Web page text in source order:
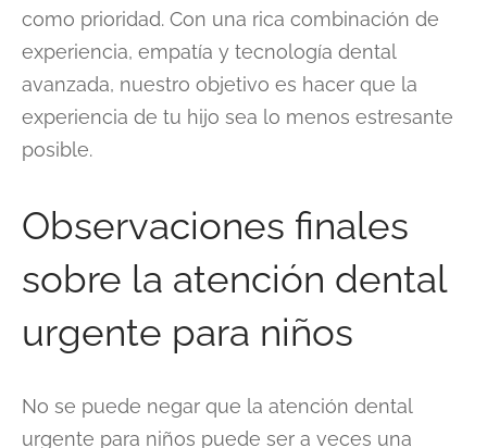
como prioridad. Con una rica combinación de
experiencia, empatía y tecnología dental
avanzada, nuestro objetivo es hacer que la
experiencia de tu hijo sea lo menos estresante
posible.
Observaciones finales
sobre la atención dental
urgente para niños
No se puede negar que la atención dental
urgente para niños puede ser a veces una